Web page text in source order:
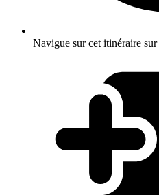
Navigue sur cet itinéraire sur